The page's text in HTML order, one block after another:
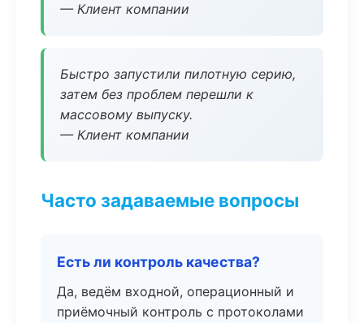
— Клиент компании
Быстро запустили пилотную серию,
затем без проблем перешли к
массовому выпуску.
— Клиент компании
Часто задаваемые вопросы
Есть ли контроль качества?
Да, ведём входной, операционный и
приёмочный контроль с протоколами